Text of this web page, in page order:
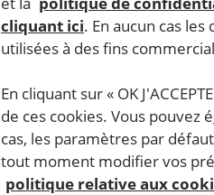
cliquant ici. En aucun cas
utilisées à des fins
En cliquant sur « OK
de ces cookies. Vous pouvez
cas, les paramètres par
tout moment modifier vos
politique relative aux